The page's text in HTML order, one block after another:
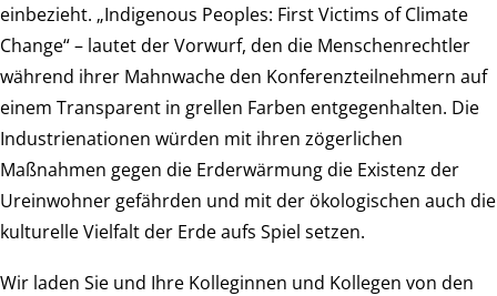
einbezieht. „Indigenous Peoples: First Victims of Climate
Change“ – lautet der Vorwurf, den die Menschenrechtler
während ihrer Mahnwache den Konferenzteilnehmern auf
einem Transparent in grellen Farben entgegenhalten. Die
Industrienationen würden mit ihren zögerlichen
Maßnahmen gegen die Erderwärmung die Existenz der
Ureinwohner gefährden und mit der ökologischen auch die
kulturelle Vielfalt der Erde aufs Spiel setzen.
Wir laden Sie und Ihre Kolleginnen und Kollegen von den